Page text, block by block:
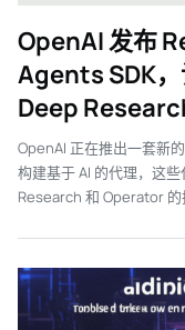
OpenAI 发布
Agents SDK
Deep
OpenAI 正在推出一套新
构建基于 AI 的代理，这
Research 和 Operator 的